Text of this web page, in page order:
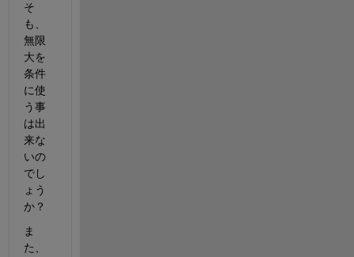
そ
も、
無限
大を
条件
に使
う事
は出
来な
いの
でし
ょう
か？
ま
た、